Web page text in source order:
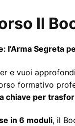
Il
l’Arma Segreta
e vuoi
formativo
chiave per
in 6 moduli, il